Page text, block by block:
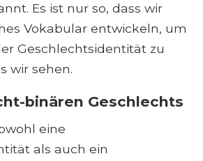
Es ist nur so, dass wir
Vokabular entwickeln, um
Geschlechtsidentität zu
wir sehen.
binären Geschlechts
eine
als auch ein